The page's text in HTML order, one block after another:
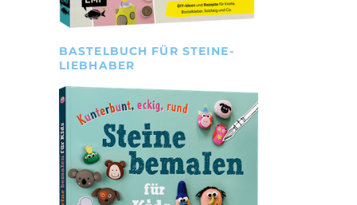
BASTELBUCH FÜR STEINE-
LIEBHABER